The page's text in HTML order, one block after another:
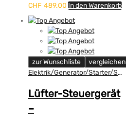
CHF 489.00 In den Warenkorb
zur Wunschliste
vergleichen
Elektrik/Generator/Starter/Scheinwerfer
Lüfter-Steuergerät
–